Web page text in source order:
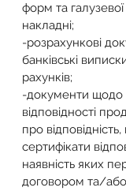
форм та
накладні;
-розрахункові
банківські
рахунків;
-документи щодо
відповідності
про
сертифікати
наявність яких
договором та/